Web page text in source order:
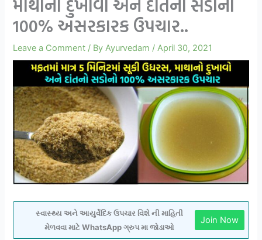
માથાનો દુખાવો અને દાંતનો સડોનો
100% અસરકારક ઉપચાર..
Leave a Comment / ByAyurvedam /April 30, 2021
સ્વાસ્થ્ય અને આયુર્વેદિક ઉપચાર વિશે ની માહિતી
મેળવવા માટે WhatsApp ગ્રુપ મા જોડાઓ
Join Now